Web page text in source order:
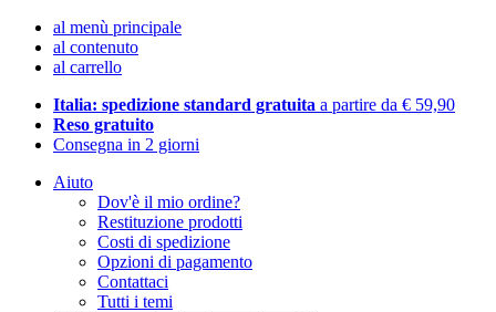
al menù principale
al contenuto
al carrello
Italia: spedizione standard gratuita a partire da € 59,90
Reso gratuito
Consegna in 2 giorni
Aiuto
Dov'è il mio ordine?
Restituzione prodotti
Costi di spedizione
Opzioni di pagamento
Contattaci
Tutti i temi